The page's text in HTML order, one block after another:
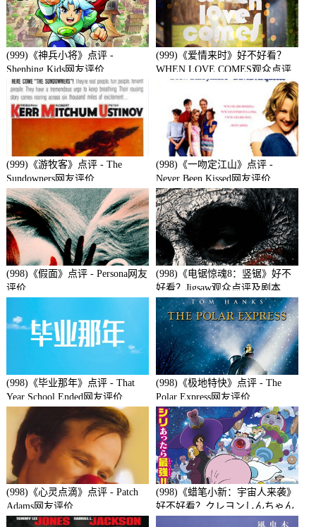
(999)《神兵小将》点评 -
Shenbing Kids网友评价
(999)《爱情来时》好不好看？
WHEN LOVE COMES观众点评
(999)《游牧客》点评 - The
Sundowners网友评价
(998)《一吻定江山》点评 -
Never Been Kissed网友评价
(998)《假面》点评 - Persona网友
评价
(998)《电锯惊魂8：竖锯》好不
好看？Jigsaw观众点评及剧本
(998)《毕业那年》点评 - That
Year School Ended网友评价
(998)《极地特快》点评 - The
Polar Express网友评价
(998)《心灵点滴》点评 - Patch
Adams网友评价
(998)《蜡笔小新：宇宙人来袭》
好不好看？クレヨンしんちゃん
襲来!!宇宙人シリリ观众点评及